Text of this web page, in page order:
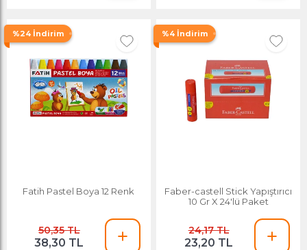
%24 İndirim
Fatih Pastel Boya 12 Renk
50,35 TL
38,30 TL
%4 İndirim
Faber-castell Stick Yapıştırıcı
10 Gr X 24'lü Paket
24,17 TL
23,20 TL